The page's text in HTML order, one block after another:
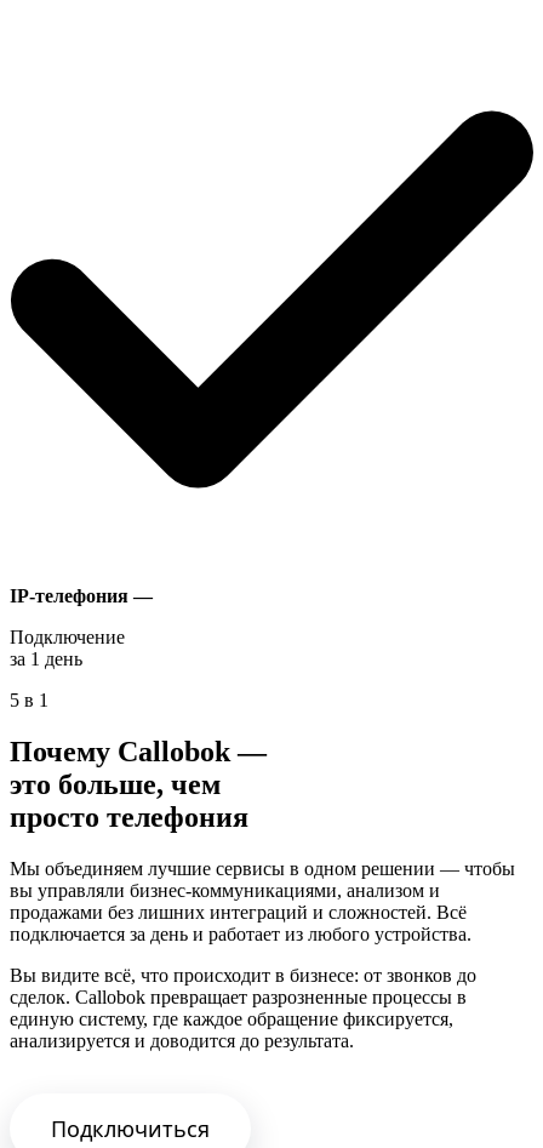
IP-телефония —
Подключение
за 1 день
5 в 1
Почему Callobok —
это больше, чем
просто телефония
Мы объединяем лучшие сервисы в одном решении — чтобы
вы управляли бизнес-коммуникациями, анализом и
продажами без лишних интеграций и сложностей. Всё
подключается за день и работает из любого устройства.
Вы видите всё, что происходит в бизнесе: от звонков до
сделок. Callobok превращает разрозненные процессы в
единую систему, где каждое обращение фиксируется,
анализируется и доводится до результата.
Подключиться